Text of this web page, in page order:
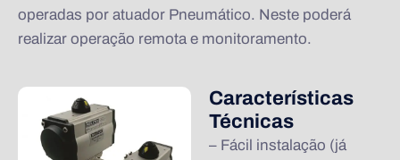
operadas por atuador Pneumático. Neste poderá
realizar operação remota e monitoramento.
Características
Técnicas
– Fácil instalação (já